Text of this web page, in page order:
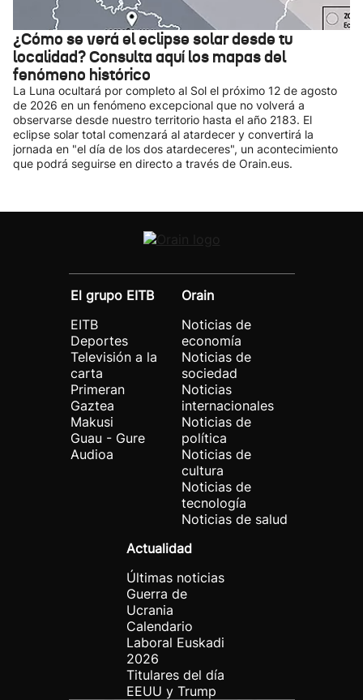
¿Cómo se verá el eclipse solar desde tu
localidad? Consulta aquí los mapas del
fenómeno histórico
La Luna ocultará por completo al Sol el próximo 12 de agosto
de 2026 en un fenómeno excepcional que no volverá a
observarse desde nuestro territorio hasta el año 2183. El
eclipse solar total comenzará al atardecer y convertirá la
jornada en "el día de los dos atardeceres", un acontecimiento
que podrá seguirse en directo a través de Orain.eus.
El grupo EITB
EITB
Deportes
Televisión a la
carta
Primeran
Gaztea
Makusi
Guau - Gure
Audioa
Orain
Noticias de
economía
Noticias de
sociedad
Noticias
internacionales
Noticias de
política
Noticias de
cultura
Noticias de
tecnología
Noticias de salud
Actualidad
Últimas noticias
Guerra de
Ucrania
Calendario
Laboral Euskadi
2026
Titulares del día
EEUU y Trump